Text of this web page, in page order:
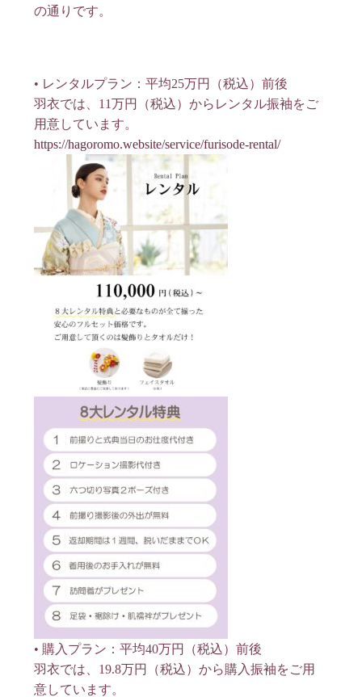
の通りです。
• レンタルプラン：平均25万円（税込）前後
羽衣では、11万円（税込）からレンタル振袖をご
用意しています。
https://hagoromo.website/service/furisode-rental/
• 購入プラン：平均40万円（税込）前後
羽衣では、19.8万円（税込）から購入振袖をご用
意しています。